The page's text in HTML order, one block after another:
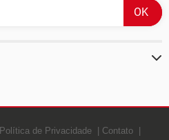
Política de Privacidade Contato